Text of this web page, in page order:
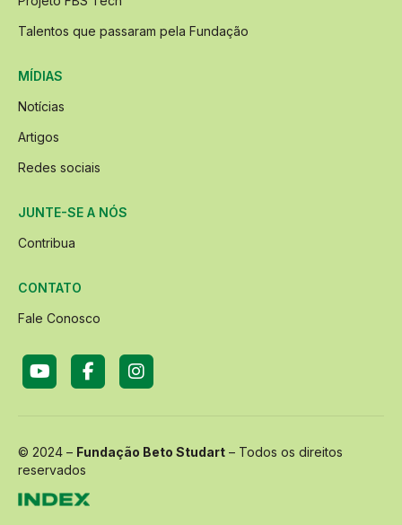
Talentos que passaram pela Fundação
MÍDIAS
Notícias
Artigos
Redes sociais
JUNTE-SE A NÓS
Contribua
CONTATO
Fale Conosco
© 2024 – Fundação Beto Studart – Todos os direitos
reservados